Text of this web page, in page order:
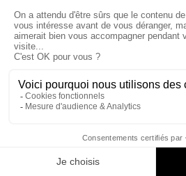
Daoust Lestage
Benech